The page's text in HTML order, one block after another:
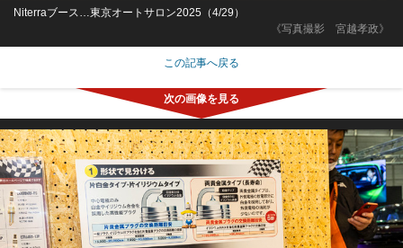
《写真撮影 宮越孝政》
Niterraブース…東京オートサロン2025（4/29）
この記事へ戻る